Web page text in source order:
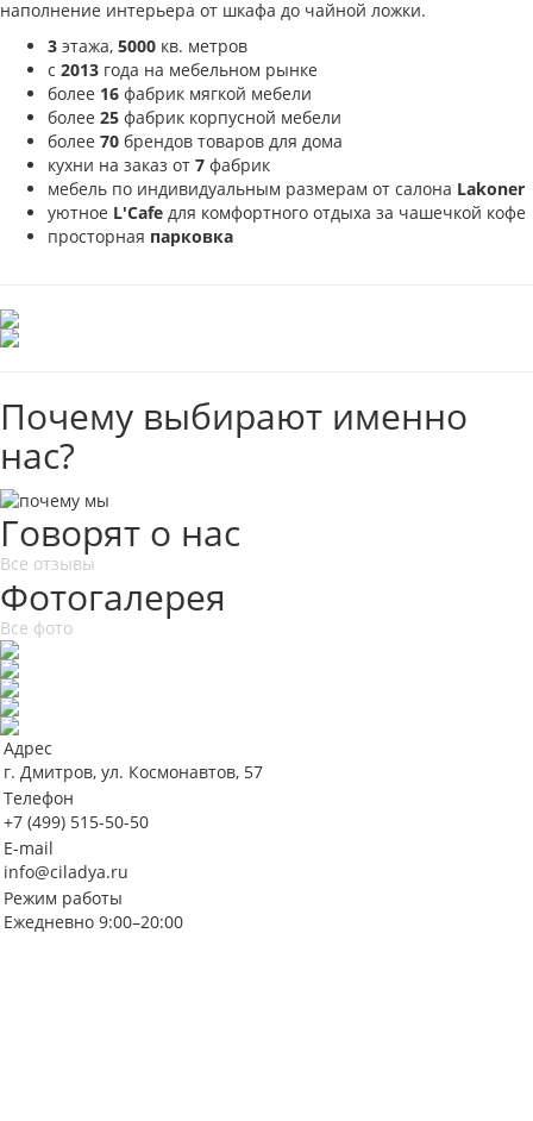
наполнение интерьера от шкафа до чайной ложки.
3 этажа, 5000 кв. метров
с 2013 года на мебельном рынке
более 16 фабрик мягкой мебели
более 25 фабрик корпусной мебели
более 70 брендов товаров для дома
кухни на заказ от 7 фабрик
мебель по индивидуальным размерам от салона Lakoner
уютное L'Cafe для комфортного отдыха за чашечкой кофе
просторная парковка
Почему выбирают именно
нас?
Говорят о нас
Все отзывы
Фотогалерея
Все фото
Адрес
г. Дмитров, ул. Космонавтов, 57
Телефон
+7 (499) 515-50-50
E-mail
info@ciladya.ru
Режим работы
Ежедневно 9:00–20:00